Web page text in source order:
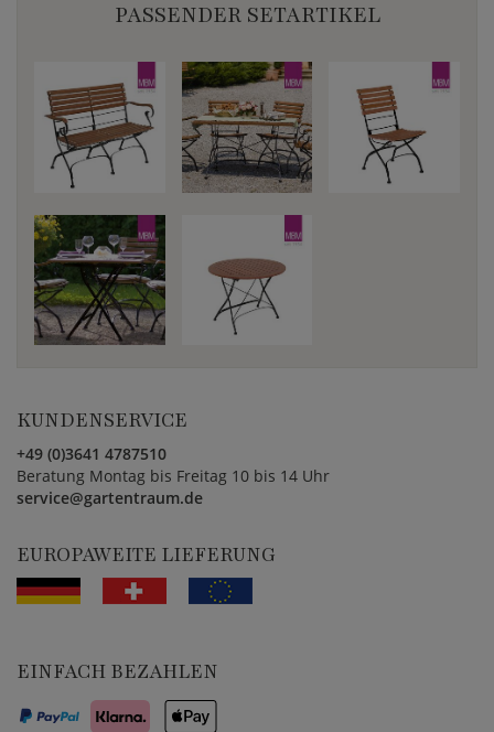
PASSENDER SETARTIKEL
KUNDENSERVICE
+49 (0)3641 4787510
Beratung Montag bis Freitag 10 bis 14 Uhr
service@gartentraum.de
EUROPAWEITE LIEFERUNG
EINFACH BEZAHLEN